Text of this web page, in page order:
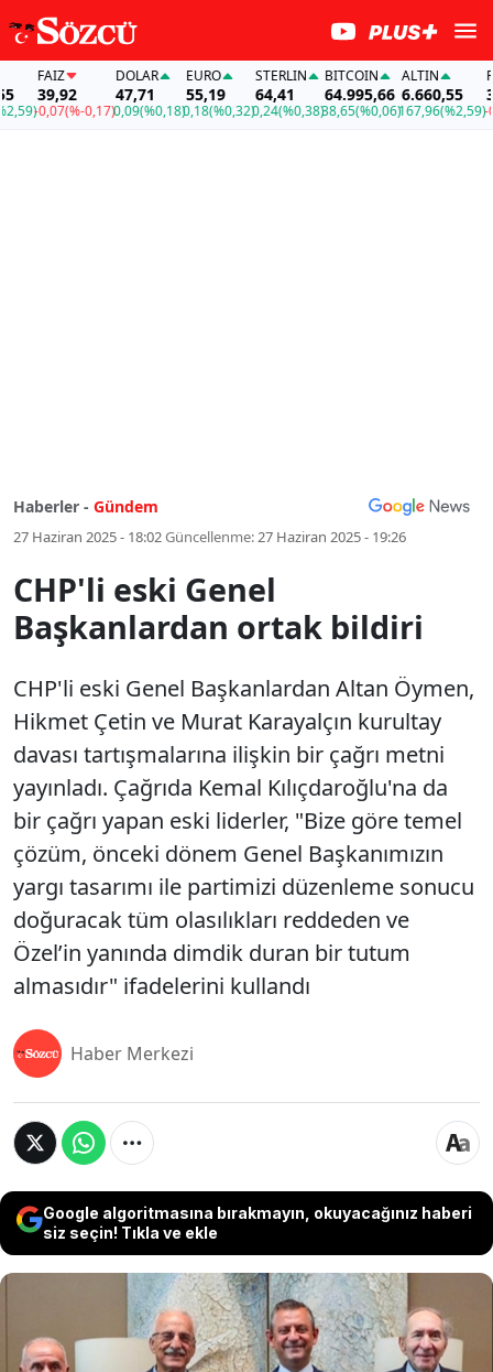
39,92
-0,07(%-0,17)
DOLAR
47,71
0,09(%0,18)
EURO
55,19
0,18(%0,32)
STERLIN
64,41
0,24(%0,38)
BITCOIN
64.995,66
38,65(%0,06)
ALTIN
6.660,55
167,96(%2,59)-0,07
Haberler - Gündem
27 Haziran 2025 - 18:02Güncellenme:27 Haziran 2025 - 19:26
CHP'li eski Genel
Başkanlardan ortak bildiri
CHP'li eski Genel Başkanlardan Altan Öymen,
Hikmet Çetin ve Murat Karayalçın kurultay
davası tartışmalarına ilişkin bir çağrı metni
yayınladı. Çağrıda Kemal Kılıçdaroğlu'na da
bir çağrı yapan eski liderler, "Bize göre temel
çözüm, önceki dönem Genel Başkanımızın
yargı tasarımı ile partimizi düzenleme sonucu
doğuracak tüm olasılıkları reddeden ve
Özel’in yanında dimdik duran bir tutum
almasıdır" ifadelerini kullandı
Haber Merkezi
Google algoritmasına bırakmayın, okuyacağınız haberi
siz seçin! Tıkla ve ekle
CHP'li eski Genel Başkanlardan Altan Öymen,
Hikmet Çetin ve Murat Karayalçın kurultay davası
tartışmalarına ilişkin bir çağrı metni yayınladı.